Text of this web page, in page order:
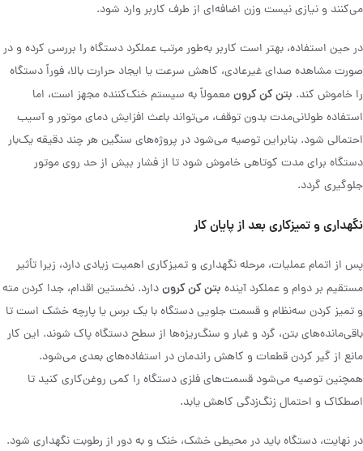
می‌کنند و نیازی نیست وزن اضافه‌ای از طرف کاربر وارد شود.
در حین استفاده، بهتر است کاربر به‌طور مرتب عملکرد دستگاه را بررسی کرده و در
صورت مشاهده صدای غیرعادی، کاهش سرعت یا ایجاد حرارت بالا، فوراً دستگاه
را خاموش کند. بتن کن کرونمعمولاً به سیستم خنک‌کننده مجهز است، اما
استفاده طولانی‌مدت بدون توقف، می‌تواند باعث افزایش دمای موتور و آسیب
احتمالی شود. بنابراین توصیه می‌شود در پروژه‌های سنگین هر چند دقیقه یک‌بار
دستگاه برای مدت کوتاهی خاموش شود تا از فشار بیش از حد روی موتور
جلوگیری گردد.
نگهداری و تمیزکاری بعد از پایان کار
پس از اتمام عملیات، مرحله نگهداری و تمیزکاری اهمیت زیادی دارد، زیرا تأثیر
مستقیم بر دوام و عملکرد آینده بتن کن کروندارد. نخستین اقدام، جدا کردن مته
و تمیز کردن سه‌نظام و قسمت جلویی دستگاه با یک برس یا پارچه خشک است تا
باقی‌مانده‌های بتن، گرد و غبار و سنگ‌ریزه‌ها از سطح دستگاه پاک شوند. این کار
مانع از گیر کردن قطعات و کاهش راندمان در استفاده‌های بعدی می‌شود.
همچنین توصیه می‌شود قسمت‌های فلزی دستگاه را کمی روغن‌کاری کنید تا
اصطکاک و احتمال زنگ‌زدگی کاهش یابد.
در نهایت، دستگاه باید در محیطی خشک، خنک و به دور از رطوبت نگهداری شود.